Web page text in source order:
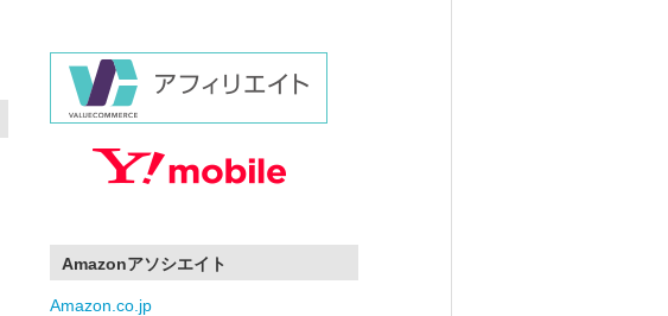
Amazonアソシエイト
Amazon.co.jp